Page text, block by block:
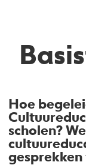
Hoe
scholen?
gesprekken